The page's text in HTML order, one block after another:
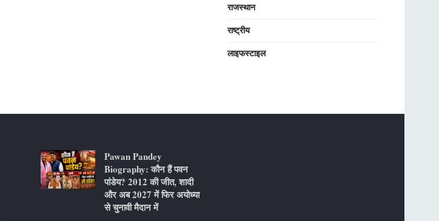
राजस्थान
राष्ट्रीय
लाइफस्टाइल
Pawan Pandey
Biography: कौन हैं पवन
पांडेय? 2012 की जीत, शादी
और अब 2027 में फिर अयोध्या
से चुनावी मैदान में